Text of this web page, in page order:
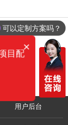
用户后台
可以定制方案吗？
×
目配